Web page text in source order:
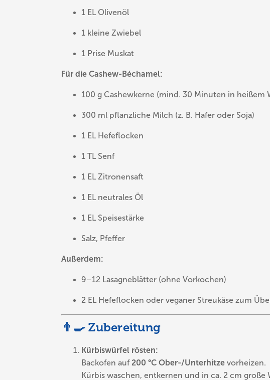
1 EL Olivenöl
1 kleine Zwiebel
1 Prise Muskat
Für die Cashew-Béchamel:
100 g Cashewkerne (mind. 30 Minuten in heißem
300 ml pflanzliche Milch (z. B. Hafer oder Soja)
1 EL Hefeflocken
1 TL Senf
1 EL Zitronensaft
1 EL neutrales Öl
1 EL Speisestärke
Salz, Pfeffer
Außerdem:
9–12 Lasagneblätter (ohne Vorkochen)
2 EL Hefeflocken oder veganer Streukäse zum
👨‍🍳 Zubereitung
Kürbiswürfel rösten:
Backofen auf 200 °C Ober-/Unterhitze vorheizen.
Kürbis waschen, entkernen und in ca. 2 cm